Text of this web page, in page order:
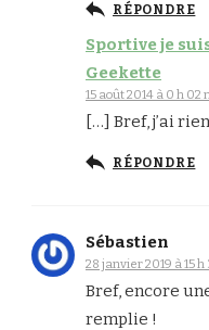
RÉPONDRE
Sportive je
Geekette
15 août 2014 à 0 h 02
[…] Bref, j’ai
RÉPONDRE
Sébastien
28 janvier 2019 à 15 h
Bref, encore
remplie !